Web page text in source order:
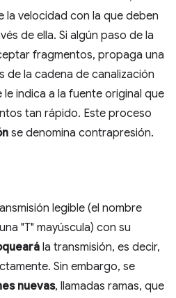
la velocidad con la que deben
de ella. Si algún paso de la
fragmentos, propaga una
de la cadena de canalización
indica a la fuente original que
tan rápido. Este proceso
se denomina contrapresión.
legible (el nombre
"T" mayúscula) con su
la transmisión, es decir,
Sin embargo, se
nuevas, llamadas ramas, que